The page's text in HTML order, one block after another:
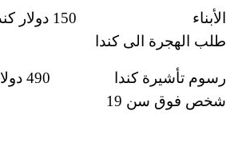
الأبناء
طلب الهجرة الى كندا
رسوم
شخص فوق سن 19